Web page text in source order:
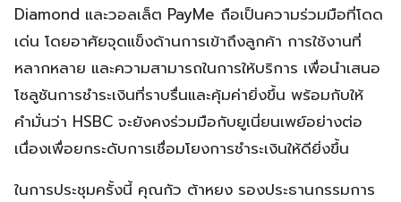
Diamond และวอลเล็ต PayMe ถือเป็นความร่วมมือที่โดด
เด่น โดยอาศัยจุดแข็งด้านการเข้าถึงลูกค้า การใช้งานที่
หลากหลาย และความสามารถในการให้บริการ เพื่อนำเสนอ
โซลูชันการชำระเงินที่ราบรื่นและคุ้มค่ายิ่งขึ้น พร้อมกับให้
คำมั่นว่า HSBC จะยังคงร่วมมือกับยูเนี่ยนเพย์อย่างต่อ
เนื่องเพื่อยกระดับการเชื่อมโยงการชำระเงินให้ดียิ่งขึ้น
ในการประชุมครั้งนี้ คุณกัว ต้าหยง รองประธานกรรมการ